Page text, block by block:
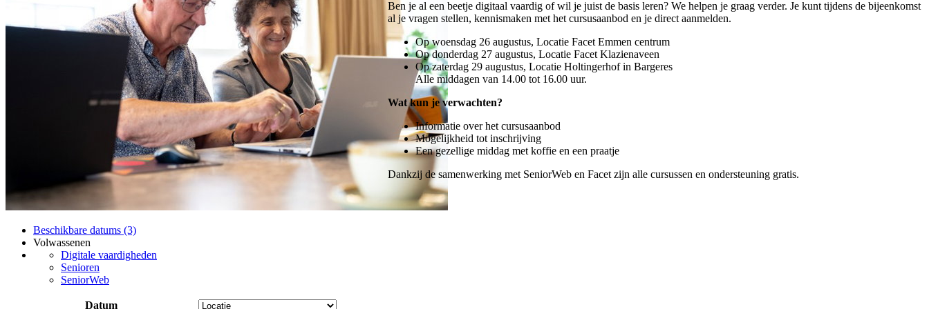
Beschikbare datums (3)
Volwassenen
Digitale vaardigheden
Senioren
SeniorWeb
Ben je al een beetje digitaal vaardig of wil je juist de basis leren? We helpen je graag verder. Je kunt tijdens de bijeenkomst
al je vragen stellen, kennismaken met het cursusaanbod en je direct aanmelden.
Op woensdag 26 augustus, Locatie Facet Emmen centrum
Op donderdag 27 augustus, Locatie Facet Klazienaveen
Op zaterdag 29 augustus, Locatie Holtingerhof in Bargeres
Alle middagen van 14.00 tot 16.00 uur.
Wat kun je verwachten?
Informatie over het cursusaanbod
Mogelijkheid tot inschrijving
Een gezellige middag met koffie en een praatje
Dankzij de samenwerking met SeniorWeb en Facet zijn alle cursussen en ondersteuning gratis.
Datum